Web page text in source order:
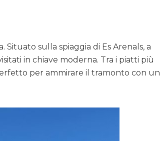
Situato sulla spiaggia di Es Arenals, a
in chiave moderna. Tra i piatti più
per ammirare il tramonto con un